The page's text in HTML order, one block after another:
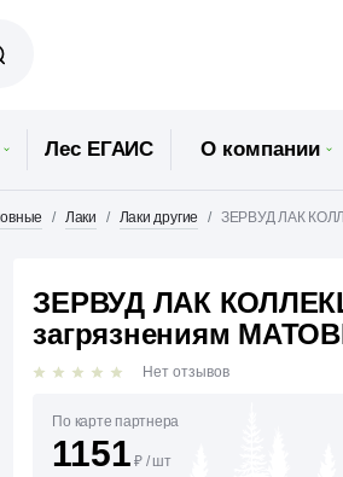
Лес ЕГАИС О компании
Лаки Лаки другие ЗЕРВУД ЛАК
ЗЕРВУД ЛАК
загрязнениям
Нет отзывов
По карте партнера
1151 ₽ / шт